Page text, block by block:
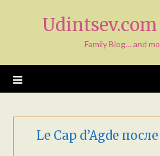
Family Blog… and
Le Cap d’Agde